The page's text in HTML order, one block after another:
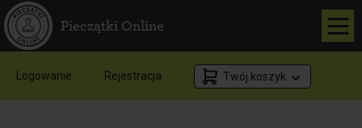
Pieczątki Online
Logowanie Rejestracja Twój koszyk